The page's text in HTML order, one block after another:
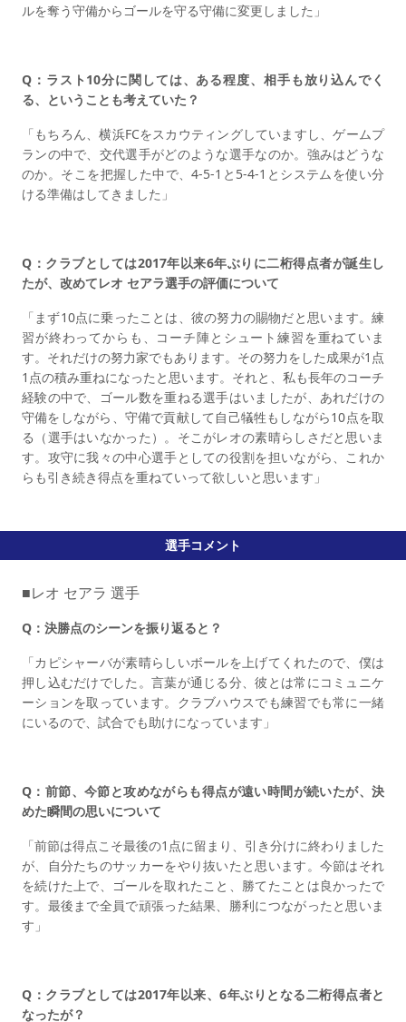
ルを奪う守備からゴールを守る守備に変更しました」
Q：ラスト10分に関しては、ある程度、相手も放り込んでく
る、ということも考えていた？
「もちろん、横浜FCをスカウティングしていますし、ゲームプ
ランの中で、交代選手がどのような選手なのか。強みはどうな
のか。そこを把握した中で、4-5-1と5-4-1とシステムを使い分
ける準備はしてきました」
Q：クラブとしては2017年以来6年ぶりに二桁得点者が誕生し
たが、改めてレオ セアラ選手の評価について
「まず10点に乗ったことは、彼の努力の賜物だと思います。練
習が終わってからも、コーチ陣とシュート練習を重ねていま
す。それだけの努力家でもあります。その努力をした成果が1点
1点の積み重ねになったと思います。それと、私も長年のコーチ
経験の中で、ゴール数を重ねる選手はいましたが、あれだけの
守備をしながら、守備で貢献して自己犠牲もしながら10点を取
る（選手はいなかった）。そこがレオの素晴らしさだと思いま
す。攻守に我々の中心選手としての役割を担いながら、これか
らも引き続き得点を重ねていって欲しいと思います」
選手コメント
■レオ セアラ 選手
Q：決勝点のシーンを振り返ると？
「カピシャーバが素晴らしいボールを上げてくれたので、僕は
押し込むだけでした。言葉が通じる分、彼とは常にコミュニケ
ーションを取っています。クラブハウスでも練習でも常に一緒
にいるので、試合でも助けになっています」
Q：前節、今節と攻めながらも得点が遠い時間が続いたが、決
めた瞬間の思いについて
「前節は得点こそ最後の1点に留まり、引き分けに終わりました
が、自分たちのサッカーをやり抜いたと思います。今節はそれ
を続けた上で、ゴールを取れたこと、勝てたことは良かったで
す。最後まで全員で頑張った結果、勝利につながったと思いま
す」
Q：クラブとしては2017年以来、6年ぶりとなる二桁得点者と
なったが？